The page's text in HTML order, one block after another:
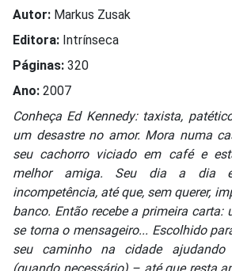
Autor: Markus Zusak
Editora: Intrínseca
Páginas: 320
Ano: 2007
Conheça Ed Kennedy: taxista,
um desastre no amor. Mora numa
seu cachorro viciado em café e
melhor amiga. Seu dia a dia
incompetência, até que, sem querer,
banco. Então recebe a primeira carta:
se torna o mensageiro... Escolhido
seu caminho na cidade